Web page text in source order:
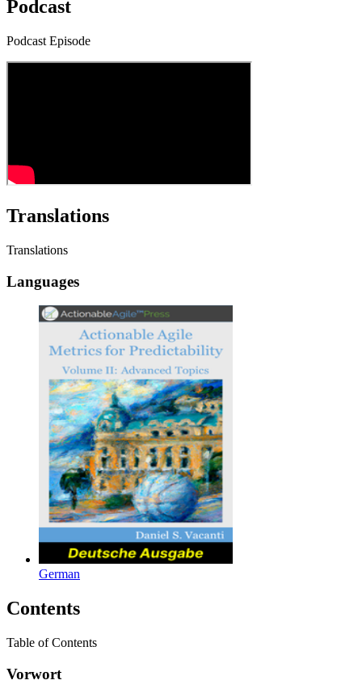
Podcast
Podcast Episode
Translations
Translations
Languages
German
Contents
Table of Contents
Vorwort